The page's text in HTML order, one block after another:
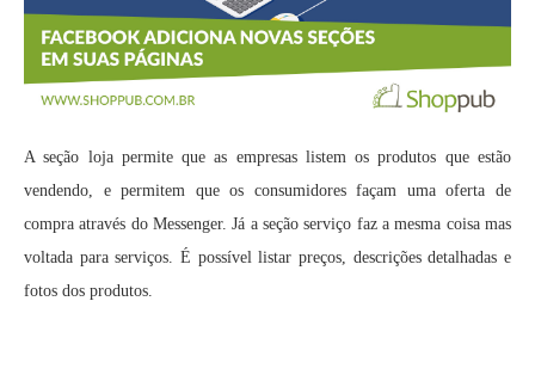
A seção loja permite que as empresas listem os produtos que estão
vendendo, e permitem que os consumidores façam uma oferta de
compra através do Messenger. Já a seção serviço faz a mesma coisa mas
voltada para serviços. É possível listar preços, descrições detalhadas e
fotos dos produtos.